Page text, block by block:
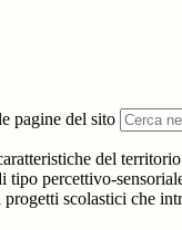
pagine del sito
del
tipo percettivo-
scolastici che